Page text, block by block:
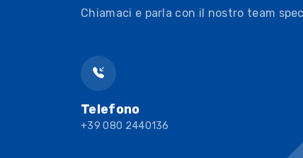
Chiamaci e parla con il nostro team
Telefono
+39 080 2440136